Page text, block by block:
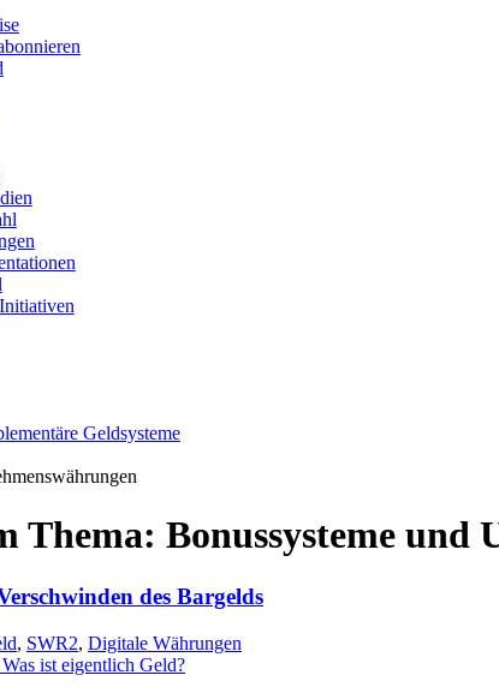
Geldsysteme
Thema: Bonussysteme und
des Bargelds
, SWR2, Digitale Währungen